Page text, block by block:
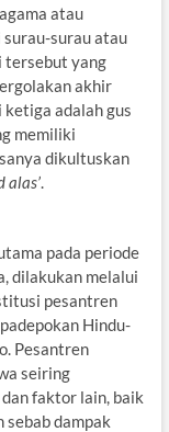
atau
surau atau
tersebut yang
akhir
adalah gus
memiliki
dikultuskan
alas’.
pada periode
dilakukan melalui
pesantren
Hindu-
Pesantren
seiring
faktor lain, baik
sebab dampak